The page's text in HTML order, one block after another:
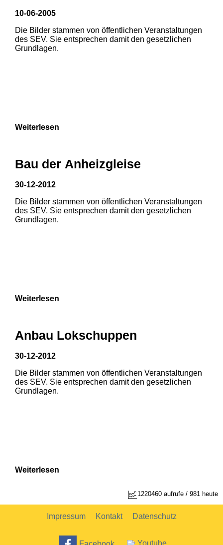
1 2
1 2
10-06-2005
Die Bilder stammen von öffentlichen Veranstaltungen
des SEV. Sie entsprechen damit den gesetzlichen
Grundlagen.
Weiterlesen
Bau der Anheizgleise
30-12-2012
Die Bilder stammen von öffentlichen Veranstaltungen
des SEV. Sie entsprechen damit den gesetzlichen
Grundlagen.
Weiterlesen
Anbau Lokschuppen
30-12-2012
Die Bilder stammen von öffentlichen Veranstaltungen
des SEV. Sie entsprechen damit den gesetzlichen
Grundlagen.
Weiterlesen
1220460 aufrufe / 981 heute
Impressum Kontakt Datenschutz